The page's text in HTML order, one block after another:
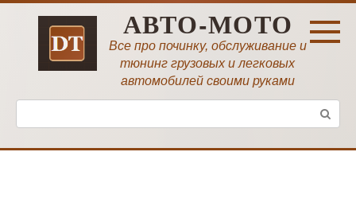
Перейти
АВТО-МОТО
Все про починку, обслуживание и
тюнинг грузовых и легковых
автомобилей своими руками
Поиск: